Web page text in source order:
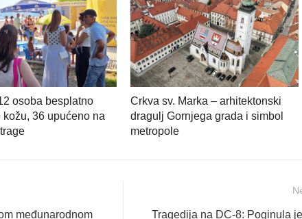
osoba besplatno
kožu, 36 upućeno na
Crkva sv. Marka – arhitektonski
dragulj Gornjega grada i simbol
metropole
međunarodnom
Next
Tragedija na DC-8: Poginula